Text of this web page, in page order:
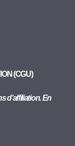
(CGU)
d’affiliation. En